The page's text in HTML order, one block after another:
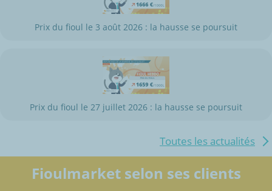
Prix du fioul le 3 août 2026 : la hausse se poursuit
Prix du fioul le 27 juillet 2026 : la hausse se poursuit
Toutes les actualités
Fioulmarket selon ses clients